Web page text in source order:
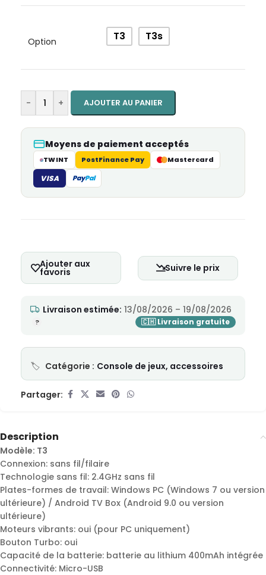
Option T3 T3s
- + AJOUTER AU PANIER
Moyens de paiement acceptés
TWINT PostFinance Pay Mastercard
VISA PayPal
Ajouter aux
favoris Suivre le prix
Livraison estimée: 13/08/2026 – 19/08/2026
Catégorie : Console de jeux, accessoires
Partager:
Description
Modèle: T3
Connexion: sans fil/filaire
Technologie sans fil: 2.4GHz sans fil
Plates-formes de travail: Windows PC (Windows 7 ou version
ultérieure) / Android TV Box (Android 9.0 ou version
ultérieure)
Moteurs vibrants: oui (pour PC uniquement)
Bouton Turbo: oui
Capacité de la batterie: batterie au lithium 400mAh intégrée
Connectivité: Micro-USB